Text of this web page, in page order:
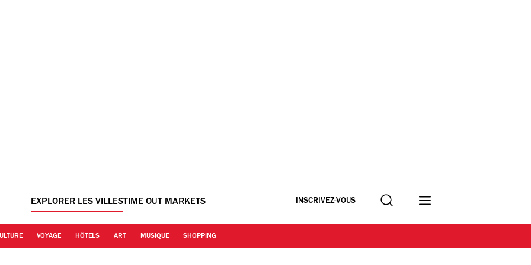
EXPLORER LES VILLESTIME OUT MARKETS INSCRIVEZ-VOUS Recherche
VOYAGE HÔTELS ART MUSIQUE SHOPPING